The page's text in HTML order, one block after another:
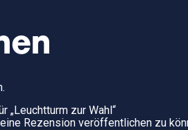
„Leuchtturm zur Wahl“
Rezension veröffentlichen zu